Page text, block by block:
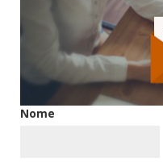
Nome